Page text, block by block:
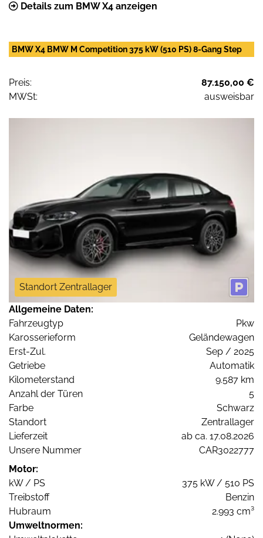
Details zum BMW X4 anzeigen
BMW X4 BMW M Competition 375 kW (510 PS) 8-Gang Step
Preis:
87.150,00 €
MWSt:
ausweisbar
Standort Zentrallager
Allgemeine Daten:
Fahrzeugtyp
Pkw
Karosserieform
Geländewagen
Erst-Zul.
Sep / 2025
Getriebe
Automatik
Kilometerstand
9.587 km
Anzahl der Türen
5
Farbe
Schwarz
Standort
Zentrallager
Lieferzeit
ab ca. 17.08.2026
Unsere Nummer
CAR3022777
Motor:
kW / PS
375 kW / 510 PS
Treibstoff
Benzin
Hubraum
2.993 cm³
Umweltnormen: